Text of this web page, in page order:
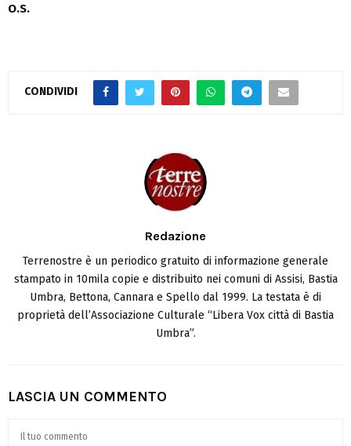
O.S.
CONDIVIDI
Redazione
Terrenostre è un periodico gratuito di informazione generale
stampato in 10mila copie e distribuito nei comuni di Assisi, Bastia
Umbra, Bettona, Cannara e Spello dal 1999. La testata è di
proprietà dell’Associazione Culturale “Libera Vox città di Bastia
Umbra”.
LASCIA UN COMMENTO